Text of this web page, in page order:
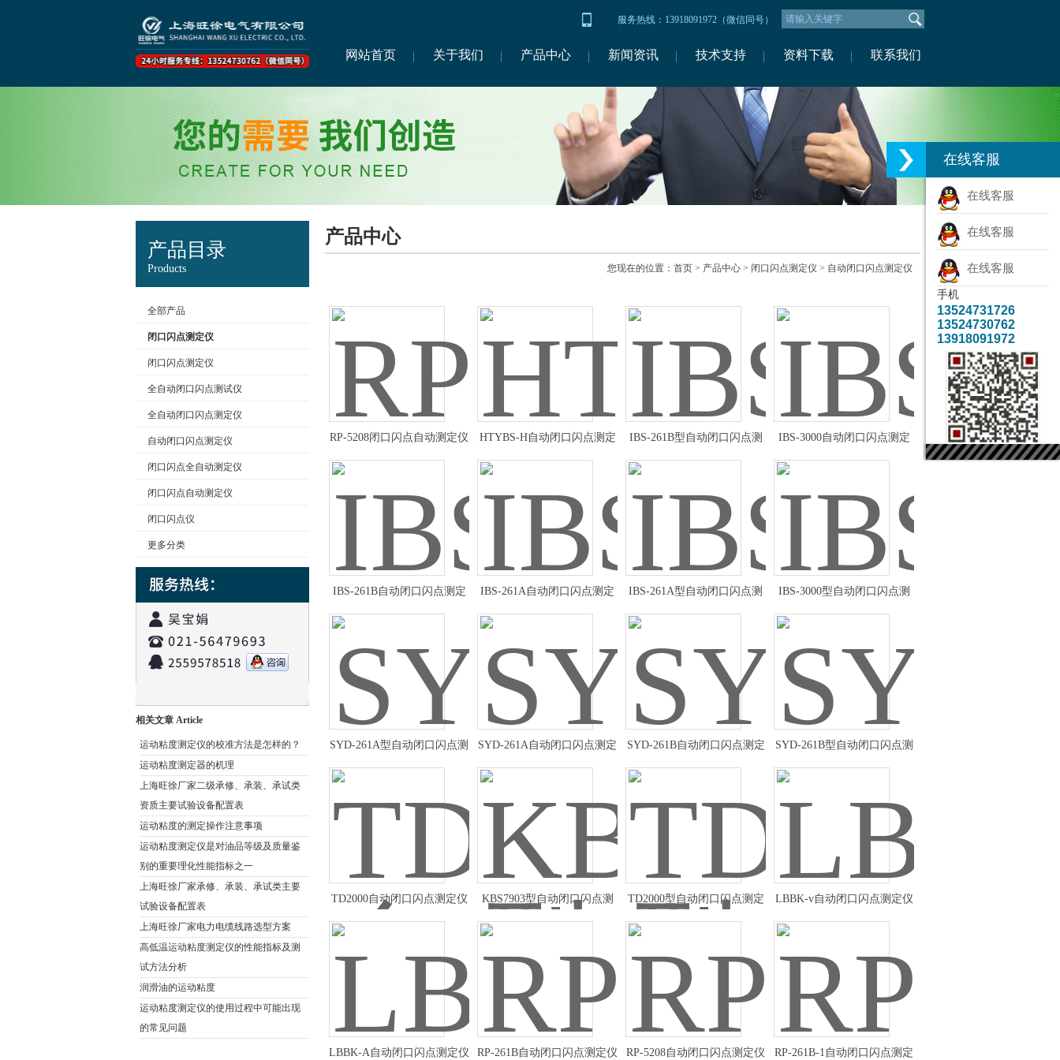
服务热线：13918091972（微信同号）
网站首页 关于我们 产品中心 新闻资讯 技术支持 资料下载 联系我们
产品目录
Products
全部产品
闭口闪点测定仪
闭口闪点测定仪
全自动闭口闪点测试仪
全自动闭口闪点测定仪
自动闭口闪点测定仪
闭口闪点全自动测定仪
闭口闪点自动测定仪
闭口闪点仪
更多分类
相关文章 Article
运动粘度测定仪的校准方法是怎样的？
运动粘度测定器的机理
上海旺徐厂家二级承修、承装、承试类
资质主要试验设备配置表
运动粘度的测定操作注意事项
运动粘度测定仪是对油品等级及质量鉴
别的重要理化性能指标之一
上海旺徐厂家承修、承装、承试类主要
试验设备配置表
上海旺徐厂家电力电缆线路选型方案
高低温运动粘度测定仪的性能指标及测
试方法分析
润滑油的运动粘度
运动粘度测定仪的使用过程中可能出现
的常见问题
产品中心
您现在的位置： 首页 > 产品中心 > 闭口闪点测定仪 > 自动闭口闪点测定仪
RP-5208闭口闪点自动测定仪
HTYBS-H自动闭口闪点测定
IBS-261B型自动闭口闪点测
IBS-3000自动闭口闪点测定
IBS-261B自动闭口闪点测定
IBS-261A自动闭口闪点测定
IBS-261A型自动闭口闪点测
IBS-3000型自动闭口闪点测
SYD-261A型自动闭口闪点测
SYD-261A自动闭口闪点测定
SYD-261B自动闭口闪点测定
SYD-261B型自动闭口闪点测
TD2000自动闭口闪点测定仪
KBS7903型自动闭口闪点测
TD2000型自动闭口闪点测定
LBBK-v自动闭口闪点测定仪
LBBK-A自动闭口闪点测定仪 RP-261B自动闭口闪点测定仪 RP-5208自动闭口闪点测定仪 RP-261B-1自动闭口闪点测定
在线客服
在线客服
在线客服
在线客服
手机
13524731726
13524730762
13918091972